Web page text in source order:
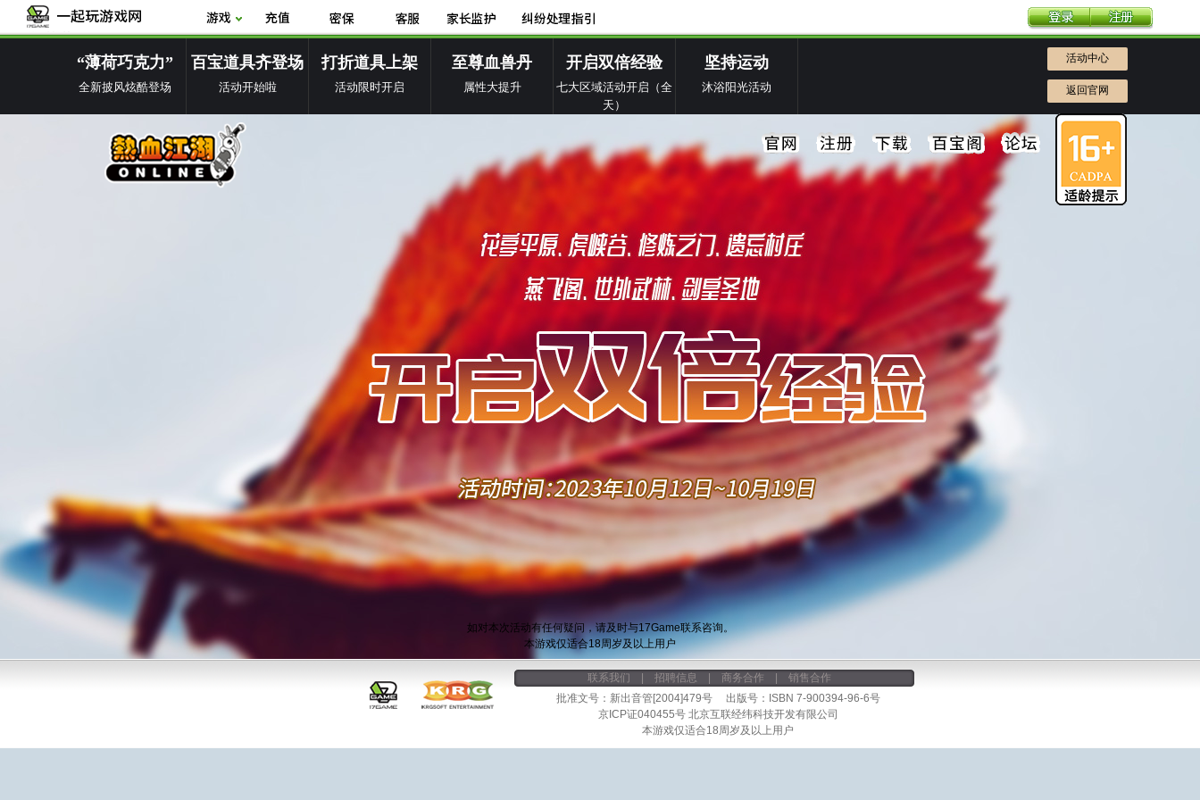
“薄荷巧克力”
全新披风炫酷登场
百宝道具齐登场
活动开始啦
打折道具上架
活动限时开启
至尊血兽丹
属性大提升
开启双倍经验
七大区域活动开启（全
天）
坚持运动
沐浴阳光活动
活动中心
返回官网
如对本次活动有任何疑问，请及时与17Game联系咨询。
本游戏仅适合18周岁及以上用户
联系我们 招聘信息 商务合作
销售合作
批准文号：新出音管[2004]479号 出版号：ISBN 7-900394-96-6号
京ICP证040455号北京互联经纬科技开发有限公司
本游戏仅适合18周岁及以上用户